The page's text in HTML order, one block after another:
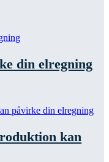
din elregning
kan